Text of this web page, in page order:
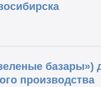
базары»)
производства